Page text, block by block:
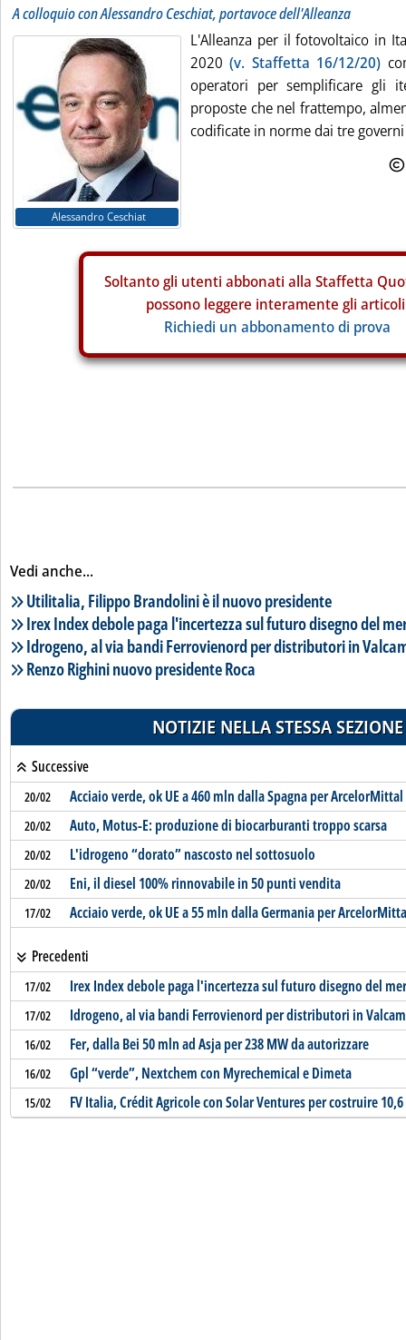
A colloquio con Alessandro Ceschiat, portavoce dell'Alleanza
Alessandro Ceschiat
L'Alleanza per il fotovoltaico in
2020(v. Staffetta 16/12/20)
operatori per semplificare gli
proposte che nel frattempo,
codificate in norme dai tre governi
Soltanto gli utenti abbonati alla Staffetta
possono leggere interamente gli
Richiedi un abbonamento di prova
Vedi anche...
Lista notizie correlate
Utilitalia, Filippo Brandolini è il nuovo presidente
Irex Index debole paga l'incertezza sul futuro disegno del
Idrogeno, al via bandi Ferrovienord per distributori in
Renzo Righini nuovo presidente Roca
NOTIZIE NELLA STESSA SEZIONE
Successive
20/02 Acciaio verde, ok UE a 460 mln dalla Spagna per ArcelorMittal
20/02 Auto, Motus-E: produzione di biocarburanti troppo scarsa
20/02 L'idrogeno “dorato” nascosto nel sottosuolo
20/02 Eni, il diesel 100% rinnovabile in 50 punti vendita
17/02 Acciaio verde, ok UE a 55 mln dalla Germania per
Precedenti
17/02 Irex Index debole paga l'incertezza sul futuro disegno del
17/02 Idrogeno, al via bandi Ferrovienord per distributori in
16/02 Fer, dalla Bei 50 mln ad Asja per 238 MW da autorizzare
16/02 Gpl “verde”, Nextchem con Myrechemical e Dimeta
15/02 FV Italia, Crédit Agricole con Solar Ventures per costruire